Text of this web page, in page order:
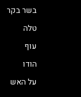
בשר בקר
טלה
עוף
הודו
על האש